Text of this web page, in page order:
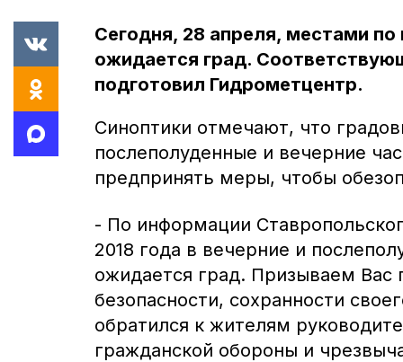
Сегодня, 28 апреля, местами
ожидается град.
подготовил Гидрометцентр.
Синоптики отмечают, что
послеполуденные и вечерние
предпринять меры, чтобы
- По информации
2018 года в вечерние и
ожидается град. Призываем Вас
безопасности, сохранности
обратился к жителям
гражданской обороны и